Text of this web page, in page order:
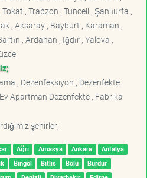
, Trabzon , Tunceli , Şanlıurfa ,
, Aksaray , Bayburt , Karaman ,
, Ardahan , Iğdır , Yalova ,
, Dezenfeksiyon , Dezenfekte
Apartman Dezenfekte , Fabrika
şehirler;
Ağrı Amasya Ankara
Antalya
Bingöl Bitlis Bolu
Burdur